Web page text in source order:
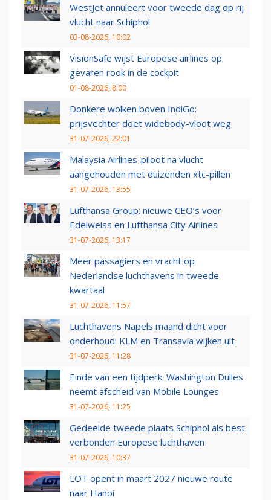
WestJet annuleert voor tweede dag op rij
vlucht naar Schiphol
03-08-2026, 10:02
VisionSafe wijst Europese airlines op
gevaren rook in de cockpit
01-08-2026, 8:00
Donkere wolken boven IndiGo:
prijsvechter doet widebody-vloot weg
31-07-2026, 22:01
Malaysia Airlines-piloot na vlucht
aangehouden met duizenden xtc-pillen
31-07-2026, 13:55
Lufthansa Group: nieuwe CEO’s voor
Edelweiss en Lufthansa City Airlines
31-07-2026, 13:17
Meer passagiers en vracht op
Nederlandse luchthavens in tweede
kwartaal
31-07-2026, 11:57
Luchthavens Napels maand dicht voor
onderhoud: KLM en Transavia wijken uit
31-07-2026, 11:28
Einde van een tijdperk: Washington Dulles
neemt afscheid van Mobile Lounges
31-07-2026, 11:25
Gedeelde tweede plaats Schiphol als best
verbonden Europese luchthaven
31-07-2026, 10:37
LOT opent in maart 2027 nieuwe route
naar Hanoi